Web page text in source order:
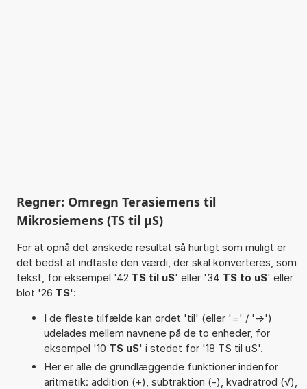
Regner: Omregn Terasiemens til
Mikrosiemens (TS til µS)
For at opnå det ønskede resultat så hurtigt som muligt er
det bedst at indtaste den værdi, der skal konverteres, som
tekst, for eksempel '42 TS til uS' eller '34 TS to uS' eller
blot '26 TS':
I de fleste tilfælde kan ordet 'til' (eller '=' / '->')
udelades mellem navnene på de to enheder, for
eksempel '10 TS uS' i stedet for '18 TS til uS'.
Her er alle de grundlæggende funktioner indenfor
aritmetik: addition (+), subtraktion (-), kvadratrod (√),